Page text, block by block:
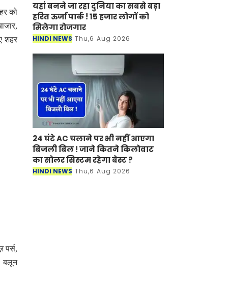
को
शहर
पर्स,
बलून
यहां बनने जा रहा दुनिया का सबसे बड़ा
हरित ऊर्जा पार्क ! 15 हजार लोगों को
मिलेगा रोजगार
HINDI NEWS Thu,6 Aug 2026
24 घंटे AC चलाने पर भी नहीं आएगा
बिजली बिल ! जाने कितने किलोवाट
का सोलर सिस्टम रहेगा बेस्ट ?
HINDI NEWS Thu,6 Aug 2026